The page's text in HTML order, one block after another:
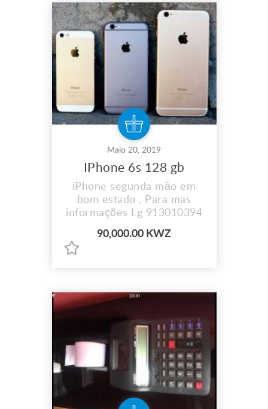
Maio 20, 2019
IPhone 6s 128 gb
iPhone segunda mão em
bom estado , Para mas
informações Lg 913010394
90,000.00 KWZ